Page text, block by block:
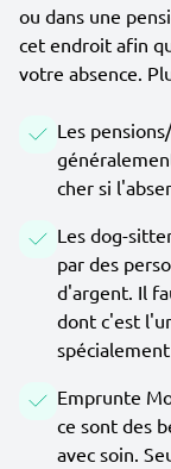
ou dans une
cet endroit afin
votre absence.
Les
cher si
Les dog-
par des
d'argent. Il
dont c'est
Emprunte
ce sont des
avec soin.